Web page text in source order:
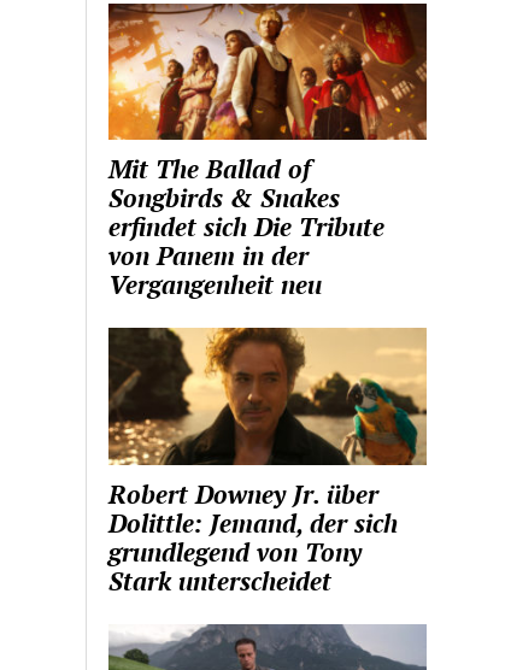
Mit The Ballad of
Songbirds & Snakes
erfindet sich Die Tribute
von Panem in der
Vergangenheit neu
Robert Downey Jr. über
Dolittle: Jemand, der sich
grundlegend von Tony
Stark unterscheidet